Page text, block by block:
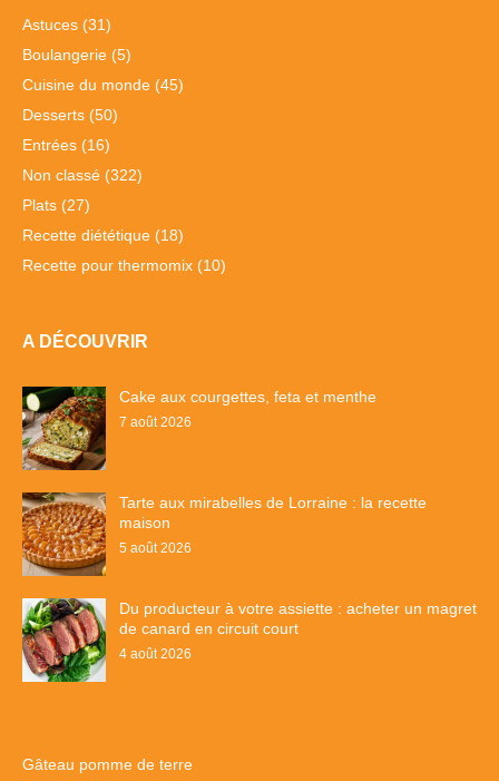
Astuces (31)
Boulangerie (5)
Cuisine du monde (45)
Desserts (50)
Entrées (16)
Non classé (322)
Plats (27)
Recette diététique (18)
Recette pour thermomix (10)
A DÉCOUVRIR
Cake aux courgettes, feta et menthe
7 août 2026
Tarte aux mirabelles de Lorraine : la recette
maison
5 août 2026
Du producteur à votre assiette : acheter un magret
de canard en circuit court
4 août 2026
Gâteau pomme de terre